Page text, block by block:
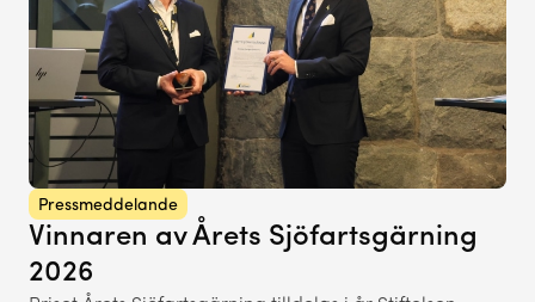
Pressmeddelande
Vinnaren av Årets Sjöfartsgärning
2026